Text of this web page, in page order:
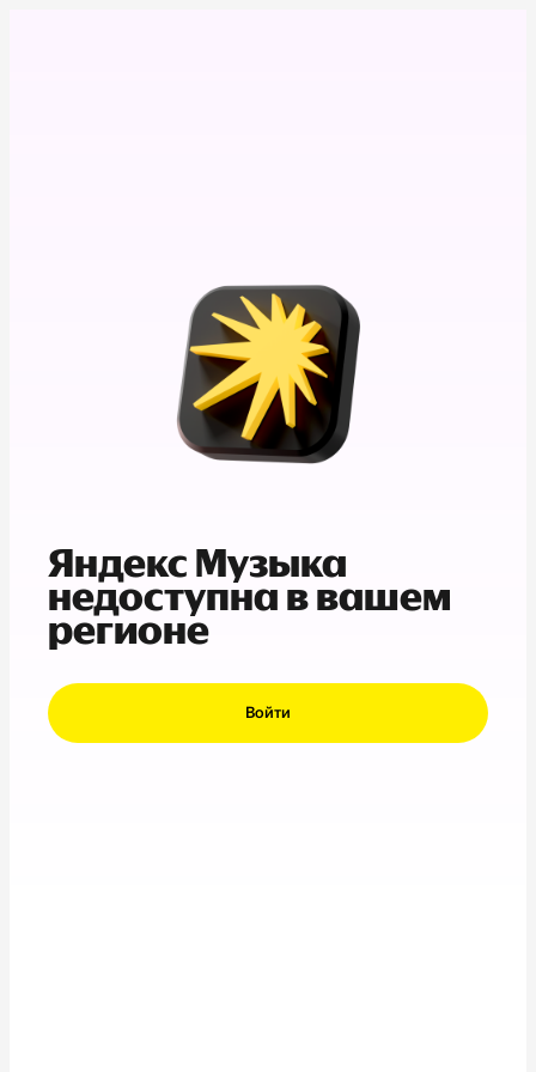
Яндекс Музыка
недоступна в вашем
регионе
Войти